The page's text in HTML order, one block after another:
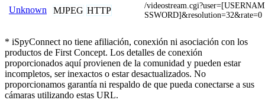
Unknown MJPEG HTTP
/
SSWORD]&resolution=32&rate=0
* iSpyConnect no tiene afiliación, conexión ni asociación con los
productos de First Concept. Los detalles de conexión
proporcionados aquí provienen de la comunidad y pueden estar
incompletos, ser inexactos o estar desactualizados. No
proporcionamos garantía ni respaldo de que pueda conectarse a sus
cámaras utilizando estas URL.